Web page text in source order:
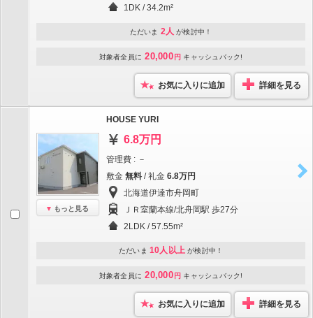
1DK / 34.2m²
ただいま 2人 が検討中！
対象者全員に 20,000 円 キャッシュバック!
お気に入りに追加 詳細を見る
もっと見る
HOUSE YURI
6.8万円
管理費 : －
敷金 無料 / 礼金 6.8万円
北海道伊達市舟岡町
ＪＲ室蘭本線/北舟岡駅 歩27分
2LDK / 57.55m²
ただいま 10人以上 が検討中！
対象者全員に 20,000 円 キャッシュバック!
お気に入りに追加 詳細を見る